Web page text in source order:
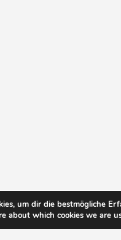
um dir die bestmögliche
about which cookies we are